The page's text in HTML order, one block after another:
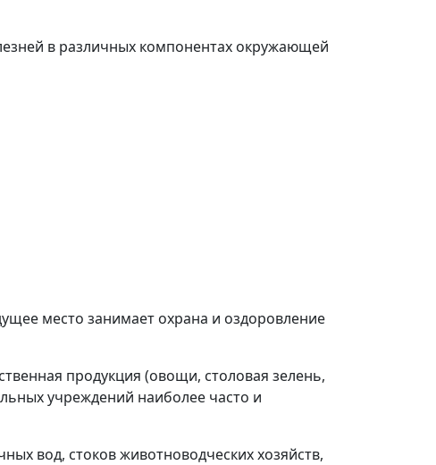
в различных компонентах окружающей
место занимает охрана и оздоровление
продукция (овощи, столовая зелень,
учреждений наиболее часто и
вод, стоков животноводческих хозяйств,